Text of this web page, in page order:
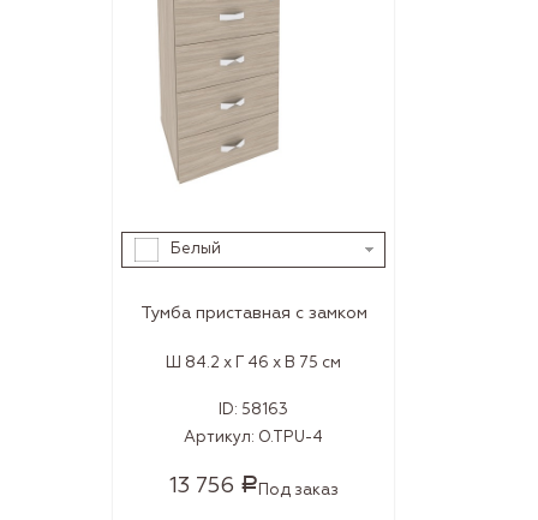
Белый
Тумба приставная с замком
Ш 84.2 x Г 46 x В 75 см
ID: 58163
Артикул: O.TPU-4
13 756 Р Под заказ